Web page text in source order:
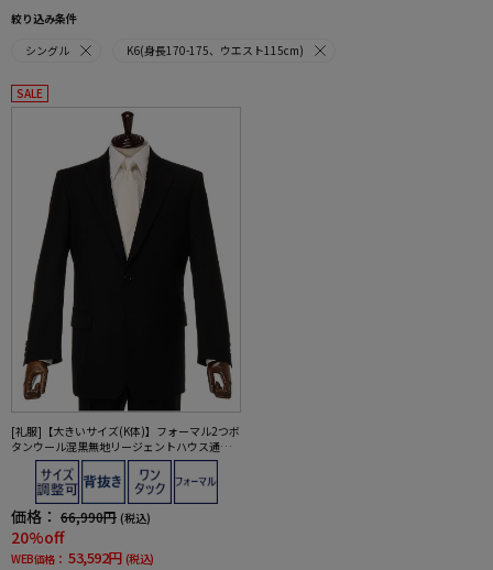
絞り込み条件
シングル
K6(身長170-175、ウエスト115cm)
SALE
[礼服]【大きいサイズ(K体)】フォーマル2つボ
タンウール混黒無地リージェントハウス通年
礼服【定番】
価格： 66,990円 (税込)
20%off
WEB価格： 53,592円 (税込)